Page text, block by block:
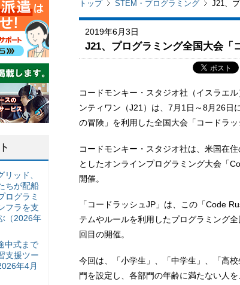
トップ STEM・プログラミング J21、
2019年6月3日
J21、プログラミング全国大会「
コードモンキー・スタジオ社（イスラエ
ンティワン（J21）は、7月1日～8月26日
の冒険」を利用した全国大会「コードラ
コードモンキー・スタジオ社は、米国在
としたオンラインプログラミング大会「
開催。
「コードラッシュJP」は、この「Code
テムやルールを利用したプログラミング
回目の開催。
今回は、「小学生」、「中学生」、「高
門を設定し、各部門の年齢に満たない人
ッド、
ちが配船
ログラミ
フラを支
（2026年
中式まで
支援ツー
年4月